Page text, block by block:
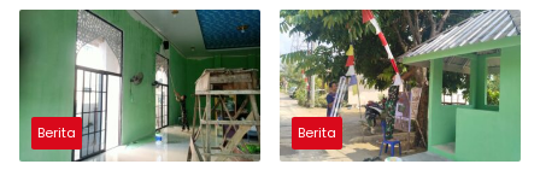
Pamtas RI-Malaysia
Yonarmed 19/Bogani
Berita Berita